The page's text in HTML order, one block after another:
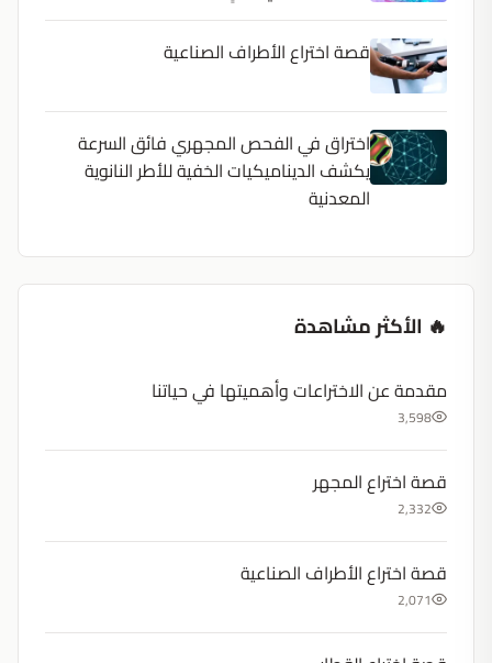
قصة اختراع الأطراف الصناعية
اختراق في الفحص المجهري فائق السرعة
يكشف الديناميكيات الخفية للأطر النانوية
المعدنية
🔥 الأكثر مشاهدة
مقدمة عن الاختراعات وأهميتها في حياتنا
3,598
قصة اختراع المجهر
2,332
قصة اختراع الأطراف الصناعية
2,071